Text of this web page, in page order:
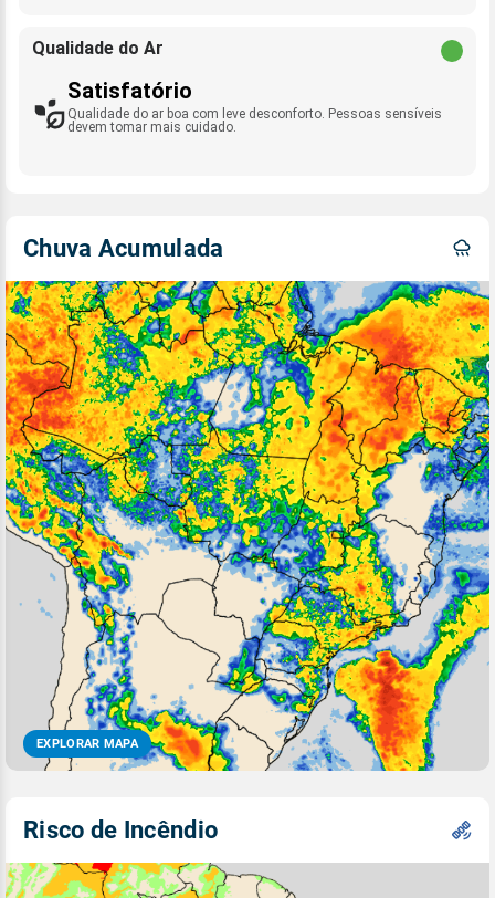
Qualidade do Ar
Satisfatório
Qualidade do ar boa com leve desconforto. Pessoas sensíveis
devem tomar mais cuidado.
Chuva Acumulada
EXPLORAR MAPA
Risco de Incêndio